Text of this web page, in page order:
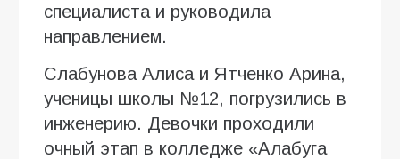
специалиста и руководила
направлением.
Слабунова Алиса и Ятченко Арина,
ученицы школы №12, погрузились в
инженерию. Девочки проходили
очный этап в колледже «Алабуга